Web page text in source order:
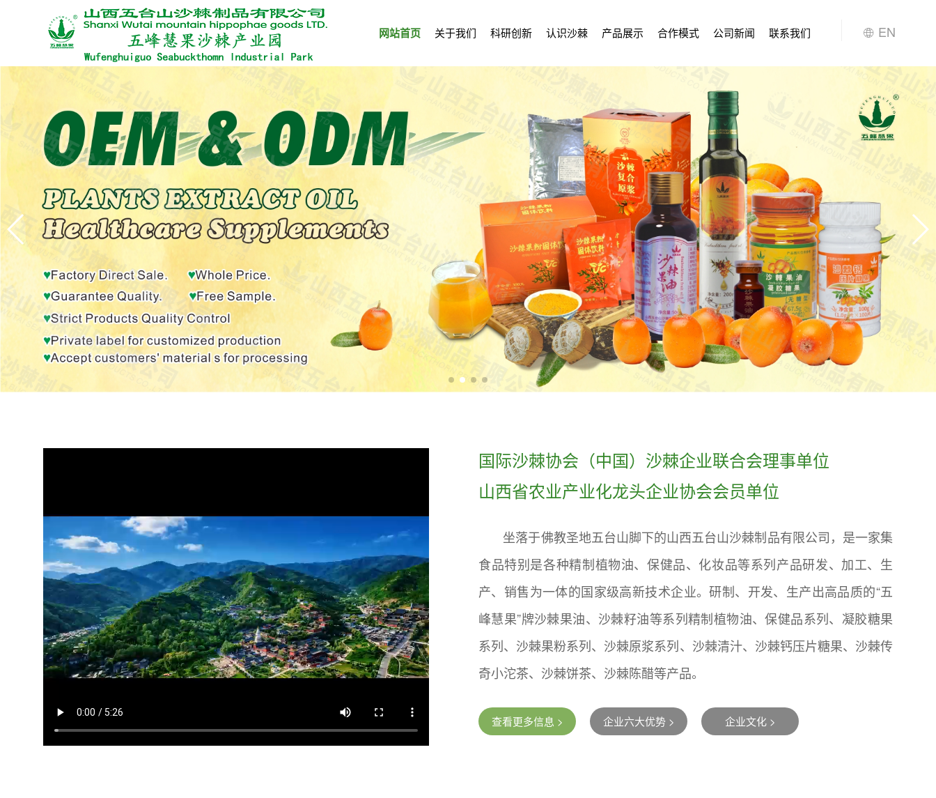
网站首页 关于我们 科研创新 认识沙棘 产品展示 合作模式 公司新闻 联系我们 EN
国际沙棘协会（中国）沙棘企业联合会理事单位
山西省农业产业化龙头企业协会会员单位
坐落于佛教圣地五台山脚下的山西五台山沙棘制品有限公司，是一家集
食品特别是各种精制植物油、保健品、化妆品等系列产品研发、加工、生
产、销售为一体的国家级高新技术企业。研制、开发、生产出高品质的“五
峰慧果”牌沙棘果油、沙棘籽油等系列精制植物油、保健品系列、凝胶糖果
系列、沙棘果粉系列、沙棘原浆系列、沙棘清汁、沙棘钙压片糖果、沙棘传
奇小沱茶、沙棘饼茶、沙棘陈醋等产品。
查看更多信息 > 企业六大优势 > 企业文化 >